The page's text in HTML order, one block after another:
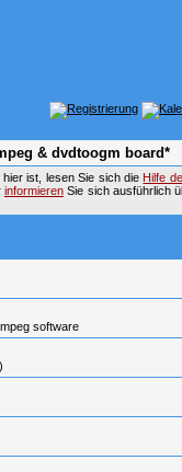
& dvdtoogm board*
ist, lesen Sie sich die Hilfe
informierenSie sich ausführlich
software